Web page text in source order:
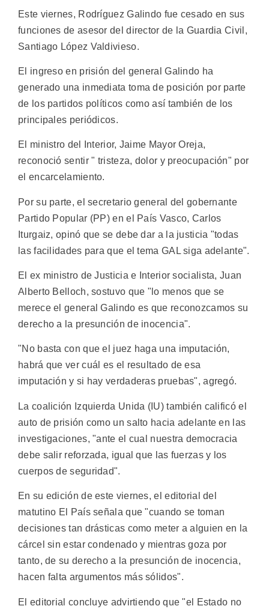
Este viernes, Rodríguez Galindo fue cesado en sus
funciones de asesor del director de la Guardia Civil,
Santiago López Valdivieso.
El ingreso en prisión del general Galindo ha
generado una inmediata toma de posición por parte
de los partidos políticos como así también de los
principales periódicos.
El ministro del Interior, Jaime Mayor Oreja,
reconoció sentir " tristeza, dolor y preocupación" por
el encarcelamiento.
Por su parte, el secretario general del gobernante
Partido Popular (PP) en el País Vasco, Carlos
Iturgaiz, opinó que se debe dar a la justicia "todas
las facilidades para que el tema GAL siga adelante".
El ex ministro de Justicia e Interior socialista, Juan
Alberto Belloch, sostuvo que "lo menos que se
merece el general Galindo es que reconozcamos su
derecho a la presunción de inocencia".
"No basta con que el juez haga una imputación,
habrá que ver cuál es el resultado de esa
imputación y si hay verdaderas pruebas", agregó.
La coalición Izquierda Unida (IU) también calificó el
auto de prisión como un salto hacia adelante en las
investigaciones, "ante el cual nuestra democracia
debe salir reforzada, igual que las fuerzas y los
cuerpos de seguridad".
En su edición de este viernes, el editorial del
matutino El País señala que "cuando se toman
decisiones tan drásticas como meter a alguien en la
cárcel sin estar condenado y mientras goza por
tanto, de su derecho a la presunción de inocencia,
hacen falta argumentos más sólidos".
El editorial concluye advirtiendo que "el Estado no